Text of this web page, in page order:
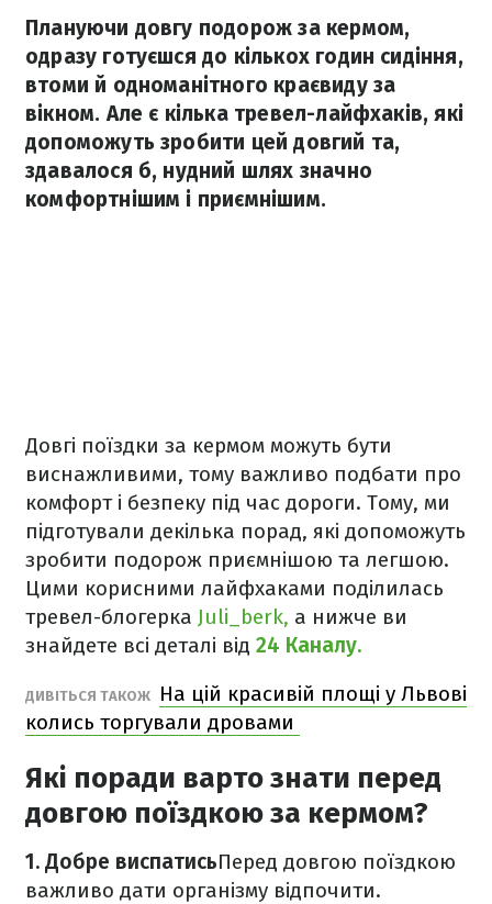
Плануючи довгу подорож за кермом,
одразу готуєшся до кількох годин сидіння,
втоми й одноманітного краєвиду за
вікном. Але є кілька тревел-лайфхаків, які
допоможуть зробити цей довгий та,
здавалося б, нудний шлях значно
комфортнішим і приємнішим.
Довгі поїздки за кермом можуть бути
виснажливими, тому важливо подбати про
комфорт і безпеку під час дороги. Тому, ми
підготували декілька порад, які допоможуть
зробити подорож приємнішою та легшою.
Цими корисними лайфхаками поділилась
тревел-блогерка Juli_berk, а нижче ви
знайдете всі деталі від 24 Каналу.
ДИВІТЬСЯ ТАКОЖ
На цій красивій площі у Львові
колись торгували дровами
Які поради варто знати перед
довгою поїздкою за кермом?
1. Добре виспатисьПеред довгою поїздкою
важливо дати організму відпочити.